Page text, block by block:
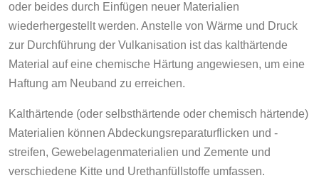
oder beides durch Einfügen neuer Materialien
wiederhergestellt werden. Anstelle von Wärme und Druck
zur Durchführung der Vulkanisation ist das kalthärtende
Material auf eine chemische Härtung angewiesen, um eine
Haftung am Neuband zu erreichen.
Kalthärtende (oder selbsthärtende oder chemisch härtende)
Materialien können Abdeckungsreparaturflicken und -
streifen, Gewebelagenmaterialien und Zemente und
verschiedene Kitte und Urethanfüllstoffe umfassen.